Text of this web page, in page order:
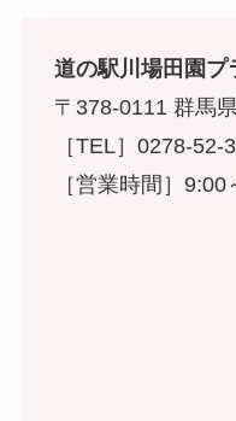
道の駅川場田園プ
〒378-0111 群馬
［TEL］0278-52-
［営業時間］9:00